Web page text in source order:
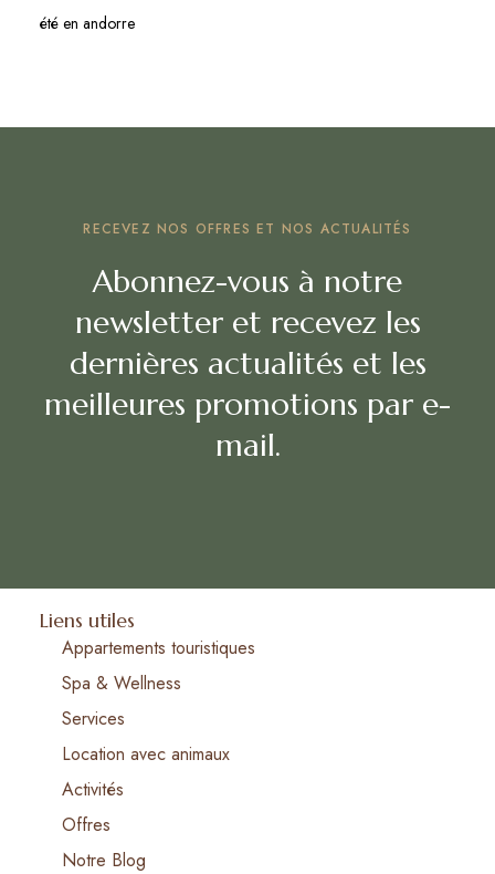
été en andorre
RECEVEZ NOS OFFRES ET NOS ACTUALITÉS
Abonnez-vous à notre
newsletter et recevez les
dernières actualités et les
meilleures promotions par e-
mail.
Liens utiles
Appartements touristiques
Spa & Wellness
Services
Location avec animaux
Activités
Offres
Notre Blog